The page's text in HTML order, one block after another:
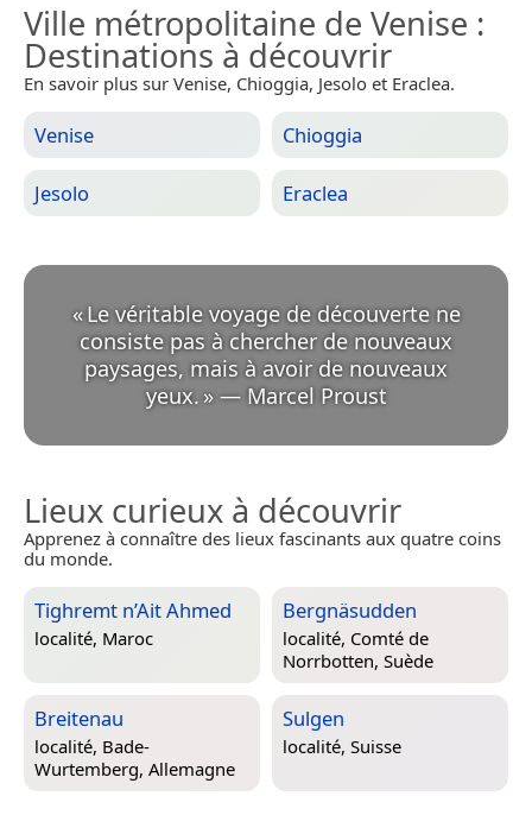
Ville métropolitaine de Venise :
Destinations à découvrir
En savoir plus sur Venise, Chioggia, Jesolo et Eraclea.
Venise Chioggia
Jesolo Eraclea
«Le véritable voyage de découverte ne
consiste pas à chercher de nouveaux
paysages, mais à avoir de nouveaux
yeux. » — Marcel Proust
Lieux curieux à découvrir
Apprenez à connaître des lieux fascinants aux quatre coins
du monde.
Tighremt n’Ait Ahmed
localité, Maroc
Bergnäsudden
localité, Comté de
Norrbotten, Suède
Breitenau
localité, Bade-
Wurtemberg, Allemagne
Sulgen
localité, Suisse